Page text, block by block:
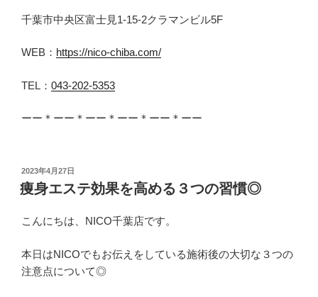
千葉市中央区富士見1-15-2クラマンビル5F
WEB： https://nico-chiba.com/
TEL： 043-202-5353
ーー＊ーー＊ーー＊ーー＊ーー＊ーー
投
稿
日:
2023年4月27日
痩身エステ効果を高める３つの習慣◎
こんにちは、NICO千葉店です。
本日はNICOでもお伝えをしている施術後の大切な３つの
注意点について◎